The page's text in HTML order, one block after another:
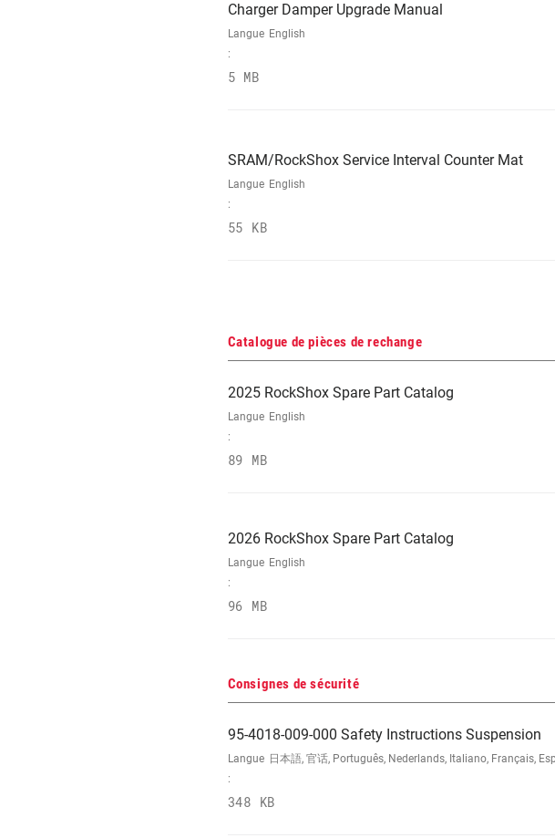
Charger Damper Upgrade Manual
Langue
:
English
5 MB
SRAM/RockShox Service Interval Counter Mat
Langue
:
English
55 KB
Catalogue de pièces de rechange
2025 RockShox Spare Part Catalog
Langue
:
English
89 MB
2026 RockShox Spare Part Catalog
Langue
:
English
96 MB
Consignes de sécurité
95-4018-009-000 Safety Instructions Suspension
Langue
:
日本語, 官话, Português, Nederlands, Italiano, Français,
348 KB